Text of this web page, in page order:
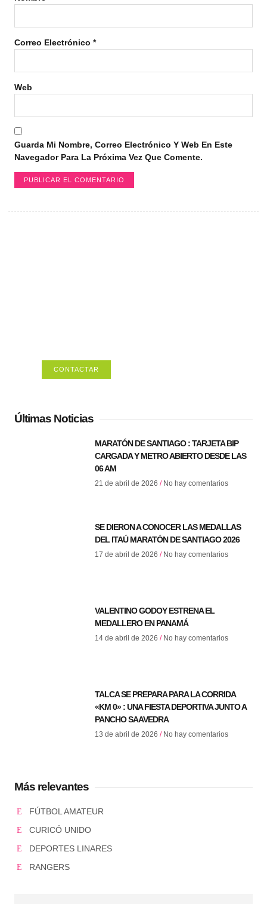
Correo Electrónico *
Web
Guarda Mi Nombre, Correo Electrónico Y Web En Este
Navegador Para La Próxima Vez Que Comente.
CONTACTAR
Últimas Noticias
MARATÓN DE SANTIAGO : TARJETA BIP
CARGADA Y METRO ABIERTO DESDE LAS
06 AM
21 de abril de 2026 No hay comentarios
SE DIERON A CONOCER LAS MEDALLAS
DEL ITAÚ MARATÓN DE SANTIAGO 2026
17 de abril de 2026 No hay comentarios
VALENTINO GODOY ESTRENA EL
MEDALLERO EN PANAMÁ
14 de abril de 2026 No hay comentarios
TALCA SE PREPARA PARA LA CORRIDA
«KM 0» : UNA FIESTA DEPORTIVA JUNTO A
PANCHO SAAVEDRA
13 de abril de 2026 No hay comentarios
Más relevantes
FÚTBOL AMATEUR
CURICÓ UNIDO
DEPORTES LINARES
RANGERS